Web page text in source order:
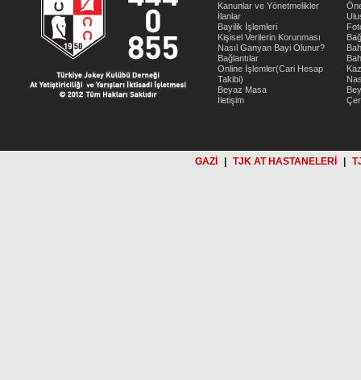
Kanunlar ve Yönetmelikler
İlanlar
Bayilik İşlemleri
Kişisel Verilerin Korunması
Nasıl Ganyan Bayi Olunur?
Bağlantılar
Online İşlemler(Cari Hesap
Takibi)
Beyaz Masa
İletişim
GAZİ TJK AT HASTANELERİ